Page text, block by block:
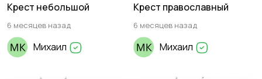
Крест небольшой
6 месяцев назад
Михаил
Крест православный
6 месяцев назад
Михаил